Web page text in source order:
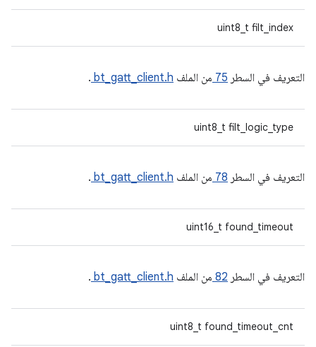
uint8_t filt_index
التعريف في السطر 75 من الملف bt_gatt_client.h
.
uint8_t filt_logic_type
التعريف في السطر 78 من الملف bt_gatt_client.h
.
uint16_t found_timeout
التعريف في السطر 82 من الملف bt_gatt_client.h
.
uint8_t found_timeout_cnt